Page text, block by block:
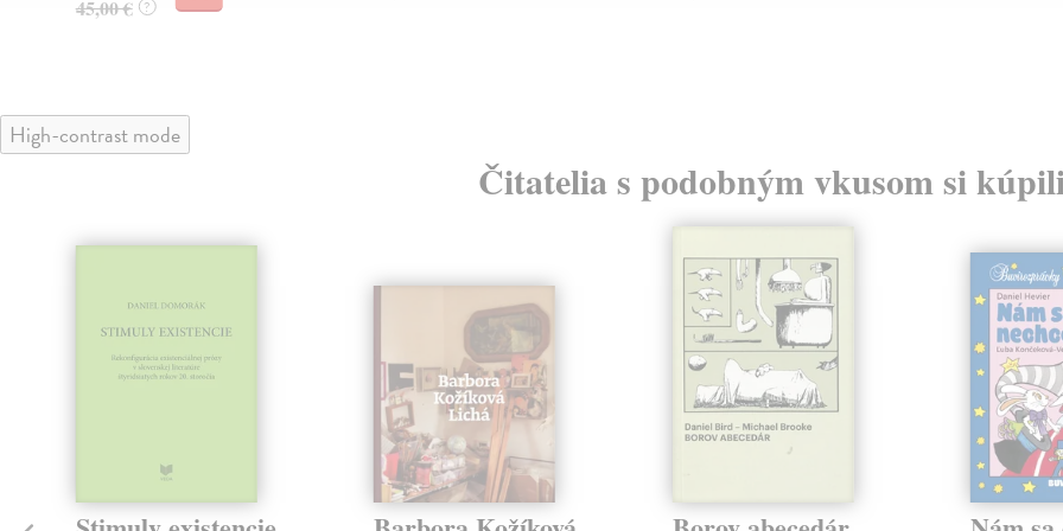
45,00 € ?
High-contrast mode
Čitatelia s podobným vkusom si